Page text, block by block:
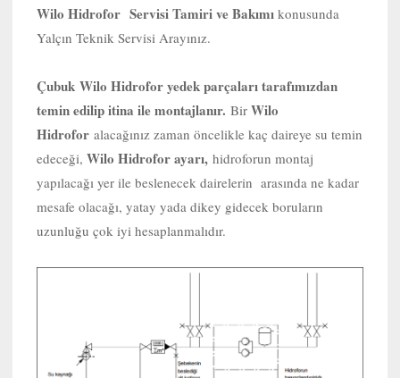
Wilo Hidrofor Servisi Tamiri ve Bakımı konusunda
Yalçın Teknik Servisi Arayınız.
Çubuk Wilo Hidrofor yedek parçaları tarafımızdan
temin edilip itina ile montajlanır. Bir Wilo
Hidrofor alacağınız zaman öncelikle kaç daireye su temin
edeceği, Wilo Hidrofor ayarı, hidroforun montaj
yapılacağı yer ile beslenecek dairelerin arasında ne kadar
mesafe olacağı, yatay yada dikey gidecek boruların
uzunluğu çok iyi hesaplanmalıdır.